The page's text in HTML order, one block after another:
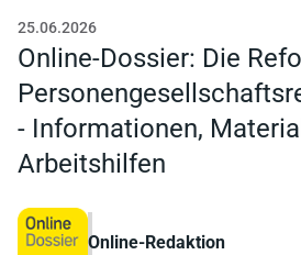
25.06.2026
Online-Dossier: Die
- Informationen,
Arbeitshilfen
Online-Redaktion